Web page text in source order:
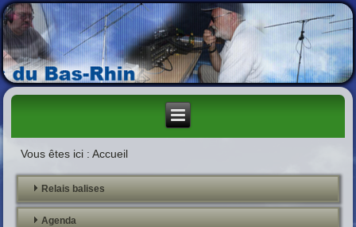
Vous êtes ici :Accueil
Relais balises
Agenda